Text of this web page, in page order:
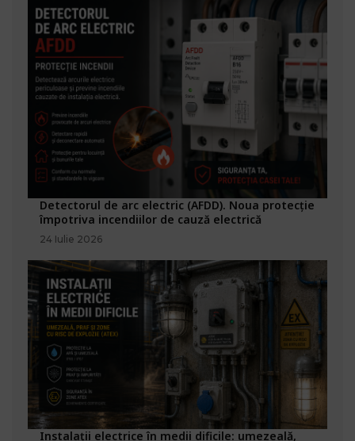
Detectorul de arc electric (AFDD). Noua protecție
împotriva incendiilor de cauză electrică
24 Iulie 2026
Instalații electrice în medii dificile: umezeală,